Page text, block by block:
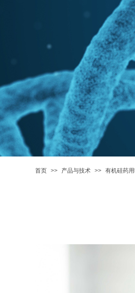
首页 >> 产品与技术 >> 有机硅药